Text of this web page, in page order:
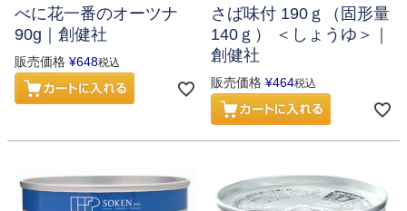
べに花一番のオーツナ
90g｜創健社
販売価格 ¥648税込
さば味付 190ｇ（固形量
140ｇ） ＜しょうゆ＞｜
創健社
販売価格 ¥464税込